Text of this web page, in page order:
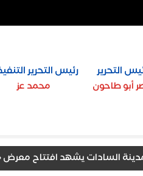
التحرير
أبو طاحون
رئيس التحرير
محمد عز
يشهد افتتاح معرض «أخبار